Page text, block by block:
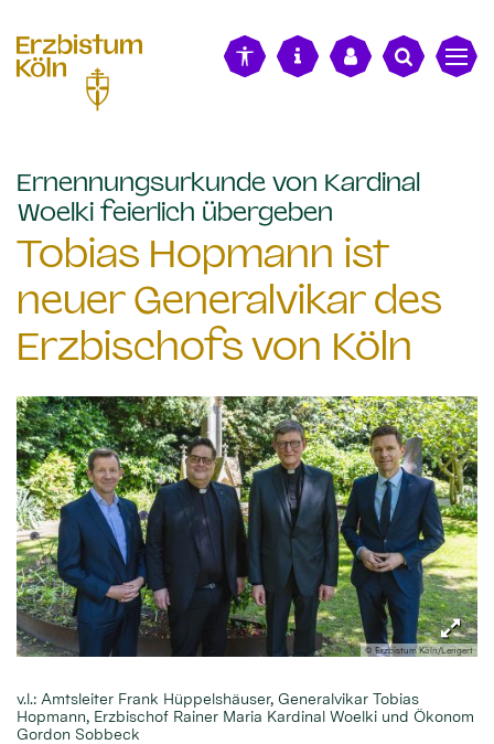
Ernennungsurkunde von Kardinal
Woelki feierlich übergeben
Tobias Hopmann ist
neuer Generalvikar des
Erzbischofs von Köln
© Erzbistum Köln/Lengert
v.l.: Amtsleiter Frank Hüppelshäuser, Generalvikar Tobias
Hopmann, Erzbischof Rainer Maria Kardinal Woelki und Ökonom
Gordon Sobbeck